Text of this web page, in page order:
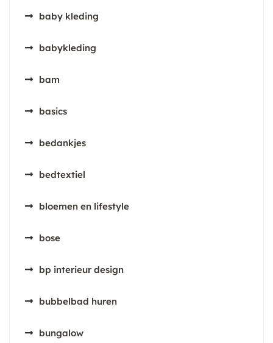
baby kleding
babykleding
bam
basics
bedankjes
bedtextiel
bloemen en lifestyle
bose
bp interieur design
bubbelbad huren
bungalow